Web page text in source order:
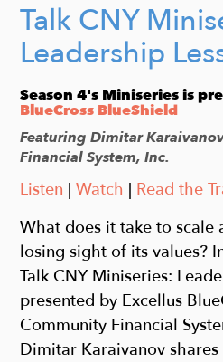
Talk CNY
Leadership
Season 4's Miniseries is
BlueCross BlueShield
Featuring Dimitar
Financial System, Inc.
Listen |Watch | Read the
What does it take to scale
losing sight of its values?
Talk CNY Miniseries:
presented by Excellus
Community Financial
Dimitar Karaivanov